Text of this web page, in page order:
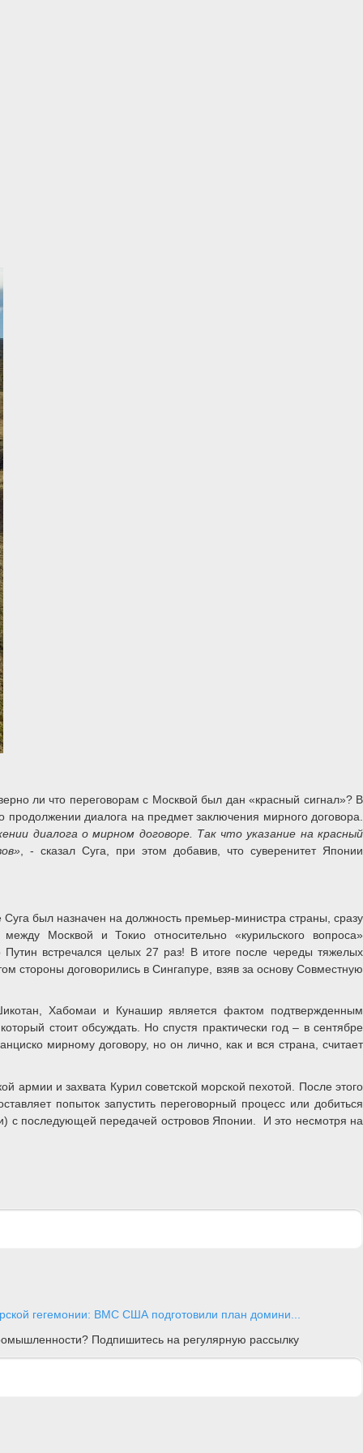
ли что переговорам с Москвой был дан «красный сигнал»? В
продолжении диалога на предмет заключения мирного договора.
диалога о мирном договоре. Так что указание на красный
, - сказал Суга, при этом добавив, что суверенитет Японии
был назначен на должность премьер-министра страны, сразу
Москвой и Токио относительно «курильского вопроса»
встречался целых 27 раз! В итоге после череды тяжелых
стороны договорились в Сингапуре, взяв за основу Совместную
Хабомаи и Кунашир является фактом подтвержденным
стоит обсуждать. Но спустя практически год – в сентябре
мирному договору, но он лично, как и вся страна, считает
армии и захвата Курил советской морской пехотой. После этого
попыток запустить переговорный процесс или добиться
с последующей передачей островов Японии. И это несмотря на
гегемонии: ВМС США подготовили план домини...
Подпишитесь на регулярную рассылку